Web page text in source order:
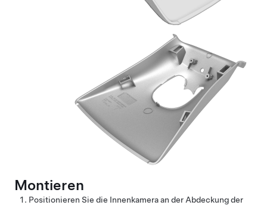
Montieren
Positionieren Sie die Innenkamera an der Abdeckung der